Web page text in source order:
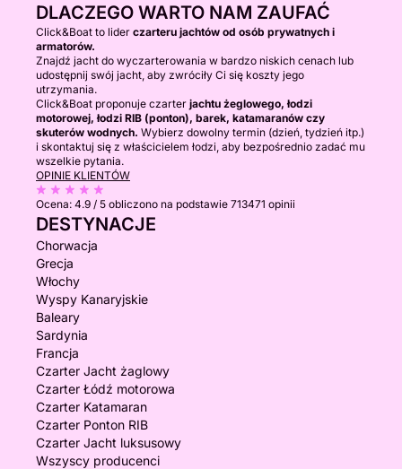
DLACZEGO WARTO NAM ZAUFAĆ
Click&Boat to lider czarteru jachtów od osób prywatnych i
armatorów.
Znajdź jacht do wyczarterowania w bardzo niskich cenach lub
udostępnij swój jacht, aby zwróciły Ci się koszty jego
utrzymania.
Click&Boat proponuje czarter jachtu żeglowego, łodzi
motorowej, łodzi RIB (ponton), barek, katamaranów czy
skuterów wodnych. Wybierz dowolny termin (dzień, tydzień itp.)
i skontaktuj się z właścicielem łodzi, aby bezpośrednio zadać mu
wszelkie pytania.
OPINIE KLIENTÓW
Ocena: 4.9 / 5 obliczono na podstawie 713471 opinii
DESTYNACJE
Chorwacja
Grecja
Włochy
Wyspy Kanaryjskie
Baleary
Sardynia
Francja
Czarter Jacht żaglowy
Czarter Łódź motorowa
Czarter Katamaran
Czarter Ponton RIB
Czarter Jacht luksusowy
Wszyscy producenci